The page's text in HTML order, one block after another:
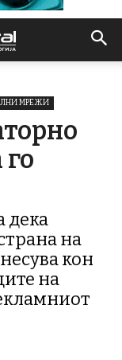
МРЕЖИ
дека
на
кон
на